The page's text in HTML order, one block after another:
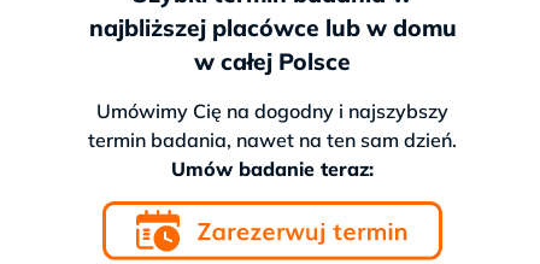
najbliższej placówce lub w domu
w całej Polsce
Umówimy Cię na dogodny i najszybszy
termin badania, nawet na ten sam dzień.
Umów badanie teraz: